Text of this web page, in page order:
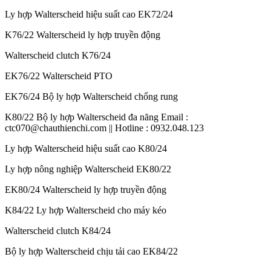
Ly hợp Walterscheid hiệu suất cao EK72/24
K76/22 Walterscheid ly hợp truyền động
Walterscheid clutch K76/24
EK76/22 Walterscheid PTO
EK76/24 Bộ ly hợp Walterscheid chống rung
K80/22 Bộ ly hợp Walterscheid đa năng Email :
ctc070@chauthienchi.com || Hotline : 0932.048.123
Ly hợp Walterscheid hiệu suất cao K80/24
Ly hợp nông nghiệp Walterscheid EK80/22
EK80/24 Walterscheid ly hợp truyền động
K84/22 Ly hợp Walterscheid cho máy kéo
Walterscheid clutch K84/24
Bộ ly hợp Walterscheid chịu tải cao EK84/22